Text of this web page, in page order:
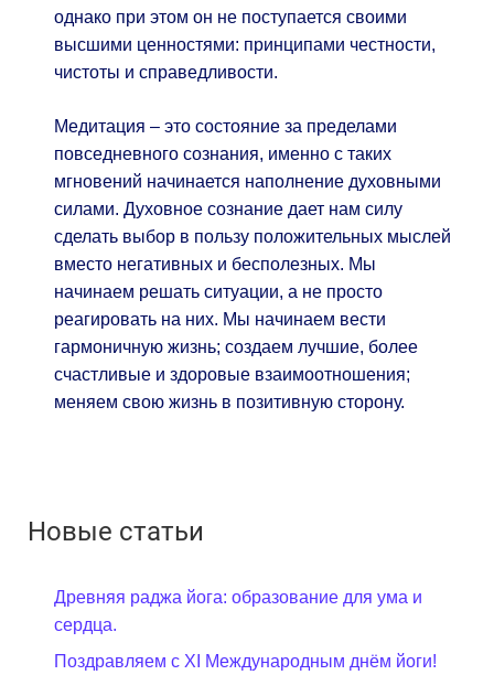
однако при этом он не поступается своими
высшими ценностями: принципами честности,
чистоты и справедливости.
Медитация – это состояние за пределами
повседневного сознания, именно с таких
мгновений начинается наполнение духовными
силами. Духовное сознание дает нам силу
сделать выбор в пользу положительных мыслей
вместо негативных и бесполезных. Мы
начинаем решать ситуации, а не просто
реагировать на них. Мы начинаем вести
гармоничную жизнь; создаем лучшие, более
счастливые и здоровые взаимоотношения;
меняем свою жизнь в позитивную сторону.
Новые статьи
Древняя раджа йога: образование для ума и
сердца.
Поздравляем с XI Международным днём йоги!